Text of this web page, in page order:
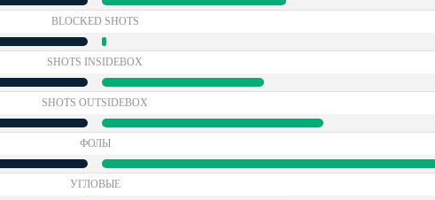
BLOCKED SHOTS
SHOTS INSIDEBOX
SHOTS OUTSIDEBOX
ФОЛЫ
УГЛОВЫЕ